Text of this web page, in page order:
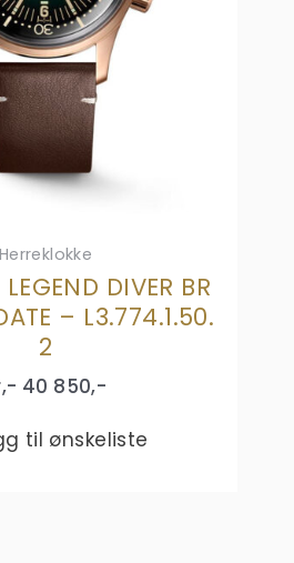
Herreklokke
DIVER BR
– L3.774.1.50.
2
40 850,-
til ønskeliste